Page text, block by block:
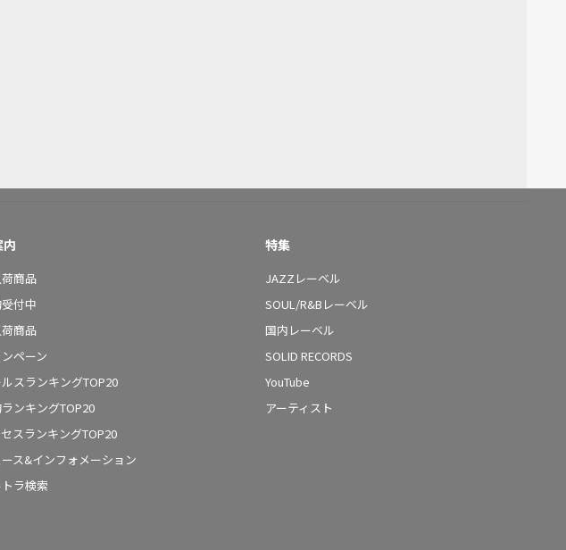
内
商品
付中
商品
ペーン
スランキングTOP20
ンキングTOP20
スランキングTOP20
ス&インフォメーション
ラ検索
特集
JAZZレーベル
SOUL/R&Bレーベル
国内レーベル
SOLID RECORDS
YouTube
アーティスト